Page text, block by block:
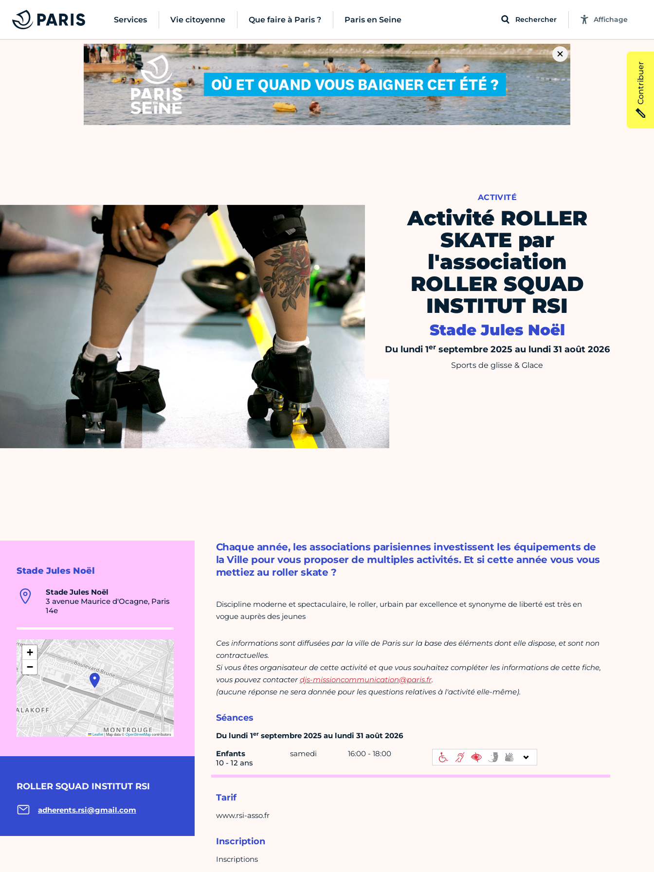
Services Vie citoyenne Que faire à Paris ? Paris en Seine Rechercher Affichage
ACTIVITÉ
Activité ROLLER
SKATE par
l'association
ROLLER SQUAD
INSTITUT RSI
Stade Jules Noël
Du lundi 1erseptembre 2025 au lundi 31 août 2026
Sports de glisse & Glace
Stade Jules Noël
Stade Jules Noël
3 avenue Maurice d'Ocagne, Paris
14e
+
−
Leaflet|Map data ©OpenStreetMapcontributors
ROLLER SQUAD INSTITUT RSI
adherents.rsi@gmail.com
Chaque année, les associations parisiennes investissent les équipements de
la Ville pour vous proposer de multiples activités. Et si cette année vous vous
mettiez au roller skate ?
Discipline moderne et spectaculaire, le roller, urbain par excellence et synonyme de liberté est très en
vogue auprès des jeunes
Ces informations sont diffusées par la ville de Paris sur la base des éléments dont elle dispose, et sont non
contractuelles.
Si vous êtes organisateur de cette activité et que vous souhaitez compléter les informations de cette fiche,
vous pouvez contacterdjs-missioncommunication@paris.fr.
(aucune réponse ne sera donnée pour les questions relatives à l'activité elle-même).
Séances
Du lundi 1erseptembre 2025 au lundi 31 août 2026
Enfants
10 - 12 ans
samedi 16:00 - 18:00
Tarif
www.rsi-asso.fr
Inscription
Inscriptions
Contribuer